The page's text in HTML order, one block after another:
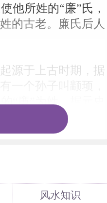
他所姓的“廉”氏，
的古老。廉氏后人
源于上古时期，据
“廉”为姓。据元史
皇帝的信任，官拜
儿子取名为“廉希
。元史廉希宪传：
风水知识